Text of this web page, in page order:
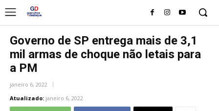
Governo de SP entrega mais de 3,1
mil armas de choque não letais para
a PM
janeiro 6, 2022
Atualizado: janeiro 6, 2022